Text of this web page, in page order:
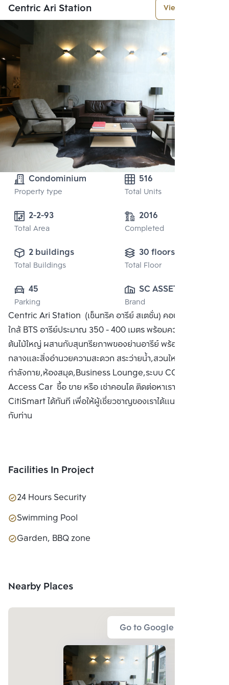
Centric Ari Station View More
Condominium
Property type
516
Total Units
2-2-93
Total Area
2016
Completed
2 buildings
Total Buildings
30 floors
Total Floor
45
Parking
SC ASSET
CORPORATION
PUBLIC CO.,
LTD.
Brand
Centric Ari Station (เซ็นทริค อารีย์ สเตชั่น) คอนโดเรียบหรู
ใกล้ BTS อารีย์ประมาณ 350 - 400 เมตร พร้อมความร่มรื่นของ
ต้นไม้ใหญ่ ผสานกับสุนทรียภาพของย่านอารีย์ พร้อมพื่นทีส่วน
กลางและสิ่งอำนวยความสะดวก สระว่ายน้ำ,สวนใหญ่,ห้องออก
กำลังกาย,ห้องสมุด,Business Lounge,ระบบ CCTV /
Access Car ซื้อ ขาย หรือ เช่าคอนโด ติดต่อหาเรา Bangkok
CitiSmart ได้ทันที เพื่อให้ผู้เชี่ยวชาญของเราได้แนะนำคอนโดให้
กับท่าน
Facilities In Project
24 Hours Security
Swimming Pool
Garden, BBQ zone
Nearby Places
Go to Google Map